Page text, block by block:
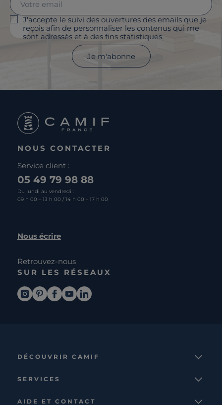
J'accepte le suivi des ouvertures des emails que je
reçois afin de personnaliser les contenus qui me
sont adressés et à des fins statistiques.
Je m'abonne
NOUS CONTACTER
Service client :
05 49 79 98 88
Du lundi au vendredi :
09 h 00 – 13 h 00 / 14 h 00 – 17 h 00
Nous écrire
Retrouvez-nous
SUR LES RÉSEAUX
DÉCOUVRIR CAMIF
Nos collections
SERVICES
AIDE ET CONTACT